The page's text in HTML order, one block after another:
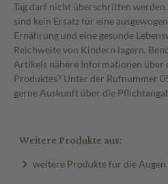
Tag darf nicht überschritten
sind kein Ersatz für eine
Ernährung und eine gesunde
Reichweite von Kindern lagern.
Artikels nähere Informationen über
Produktes? Unter der Rufnummer
gerne Auskunft über die
Weitere Produkte aus:
weitere Produkte für die Augen